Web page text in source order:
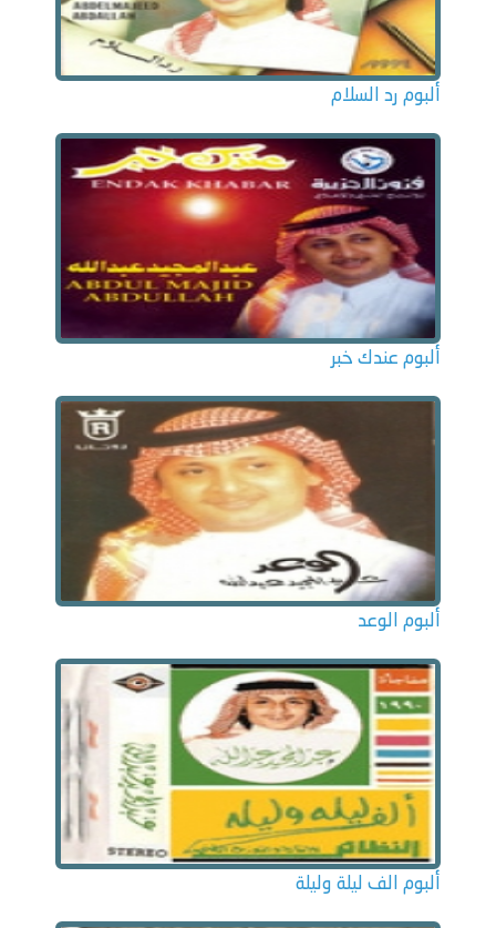
ألبوم رد السلام
ألبوم عندك خبر
ألبوم الوعد
ألبوم الف ليلة وليلة